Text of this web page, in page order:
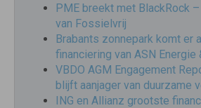
PME breekt met BlackRock
van Fossielvrij
Brabants zonnepark komt er
financiering van ASN
VBDO AGM Engagement
blijft aanjager van duurzame
ING en Allianz grootste